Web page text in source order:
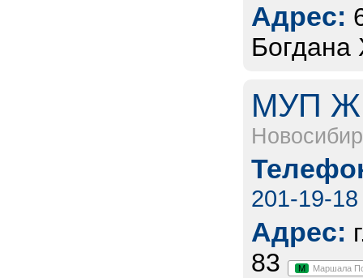
Адрес:
Богдана
МУП
201-19-18
Адрес:
83
М Маршала